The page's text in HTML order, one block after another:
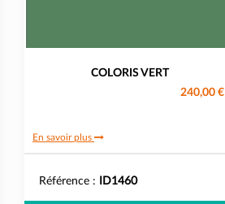
COLORIS VERT
240,00 €
En savoir plus
Référence : ID1460